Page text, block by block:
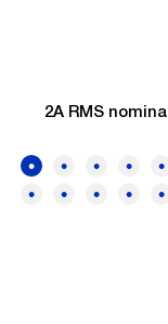
2A RMS